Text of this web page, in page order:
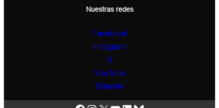
Nuestras redes
Facebook
Instagram
X
YouTube
Bluesky